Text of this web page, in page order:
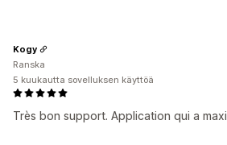
Très bon support. Application qui a
Kogy
Ranska
5 kuukautta sovelluksen käyttöä